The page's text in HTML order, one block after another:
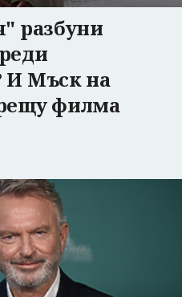
разбуни
И Мъск на
филма